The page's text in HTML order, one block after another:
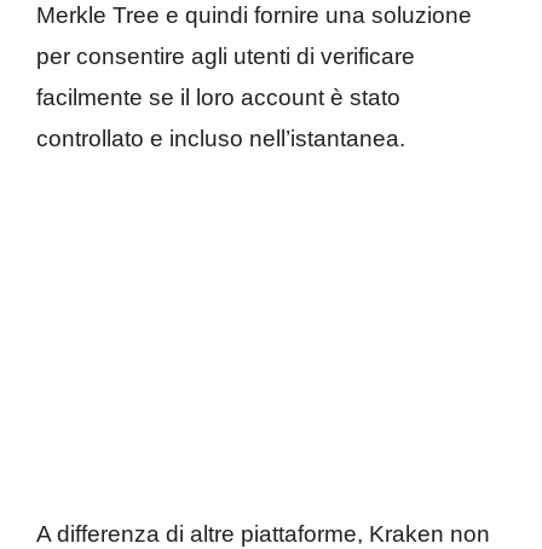
Merkle Tree e quindi fornire una soluzione
per consentire agli utenti di verificare
facilmente se il loro account è stato
controllato e incluso nell’istantanea.
A differenza di altre piattaforme, Kraken non